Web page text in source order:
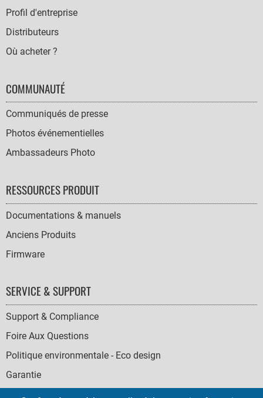
Profil d'entreprise
Distributeurs
Où acheter ?
COMMUNAUTÉ
Communiqués de presse
Photos événementielles
Ambassadeurs Photo
RESSOURCES PRODUIT
Documentations & manuels
Anciens Produits
Firmware
SERVICE & SUPPORT
Support & Compliance
Foire Aux Questions
Politique environmentale - Eco design
Garantie